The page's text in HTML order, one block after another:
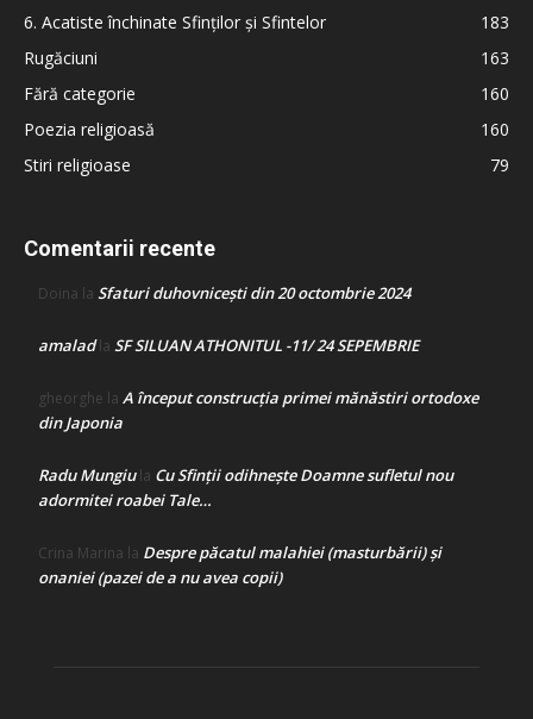
6. Acatiste închinate Sfinților și Sfintelor
183
Rugăciuni
163
Fără categorie
160
Poezia religioasă
160
Stiri religioase
79
Comentarii recente
Doina la Sfaturi duhovnicești din 20 octombrie 2024
amaladla SF SILUAN ATHONITUL -11/ 24 SEPEMBRIE
gheorghe la A început construcţia primei mănăstiri ortodoxe
din Japonia
Radu Mungiula Cu Sfinții odihnește Doamne sufletul nou
adormitei roabei Tale…
Crina Marina la Despre păcatul malahiei (masturbării) şi
onaniei (pazei de a nu avea copii)